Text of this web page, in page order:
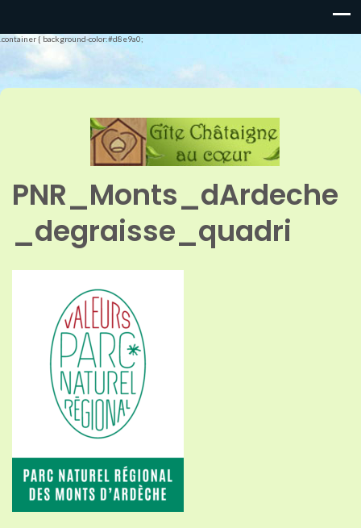
.container { background-color:#d8e9a0;
PNR_Monts_dArdeche
_degraisse_quadri